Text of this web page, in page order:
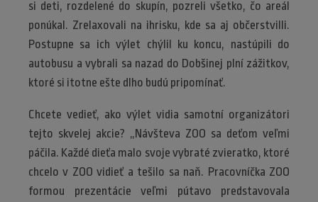
si deti, rozdelené do skupín, pozreli všetko, čo areál
ponúkal. Zrelaxovali na ihrisku, kde sa aj občerstvilli.
Postupne sa ich výlet chýlil ku koncu, nastúpili do
autobusu a vybrali sa nazad do Dobšinej plní zážitkov,
ktoré si itotne ešte dlho budú pripomínať.
Chcete vedieť, ako výlet vidia samotní organizátori
tejto skvelej akcie? „Návšteva ZOO sa deťom veľmi
páčila. Každé dieťa malo svoje vybraté zvieratko, ktoré
chcelo v ZOO vidieť a tešilo sa naň. Pracovníčka ZOO
formou prezentácie veľmi pútavo predstavovala